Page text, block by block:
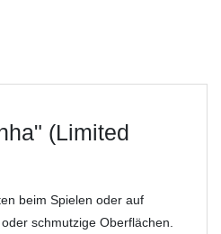
(Limited
beim Spielen oder auf
schmutzige Oberflächen.